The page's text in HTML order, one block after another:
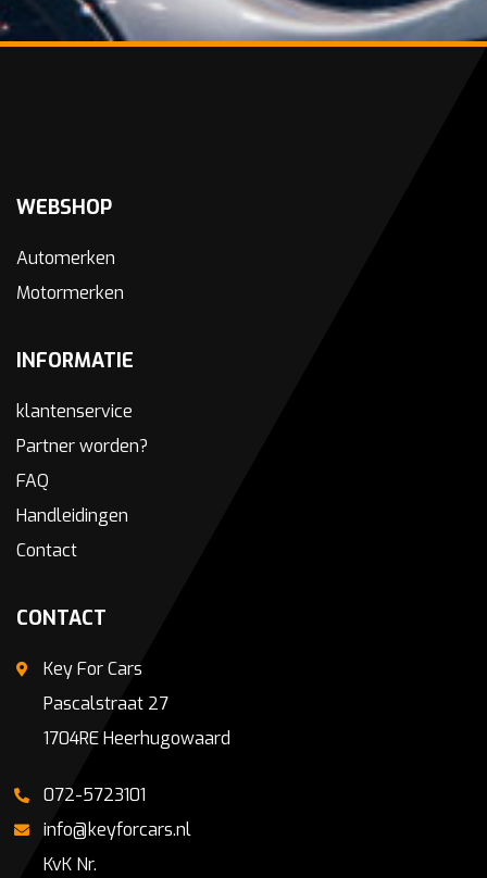
WEBSHOP
Automerken
Motormerken
INFORMATIE
klantenservice
Partner worden?
FAQ
Handleidingen
Contact
CONTACT
Key For Cars
Pascalstraat 27
1704RE Heerhugowaard
072-5723101
info@keyforcars.nl
KvK Nr.